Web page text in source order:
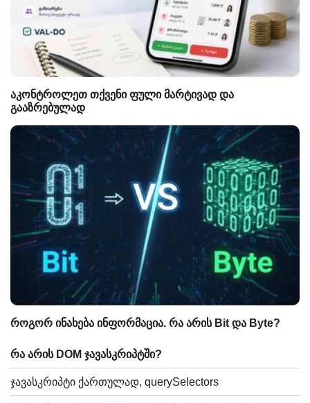
აკონტროლეთ თქვენი ფული მარტივად და
გააზრებულად
როგორ ინახება ინფორმაცია. რა არის Bit და Byte?
რა არის DOM ჯავასკრიპტში?
ჯავასკრიპტი ქართულად, querySelectors